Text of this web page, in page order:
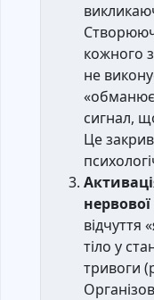
кожного
не
сигнал,
Це
відчуття
тіло у
тривоги